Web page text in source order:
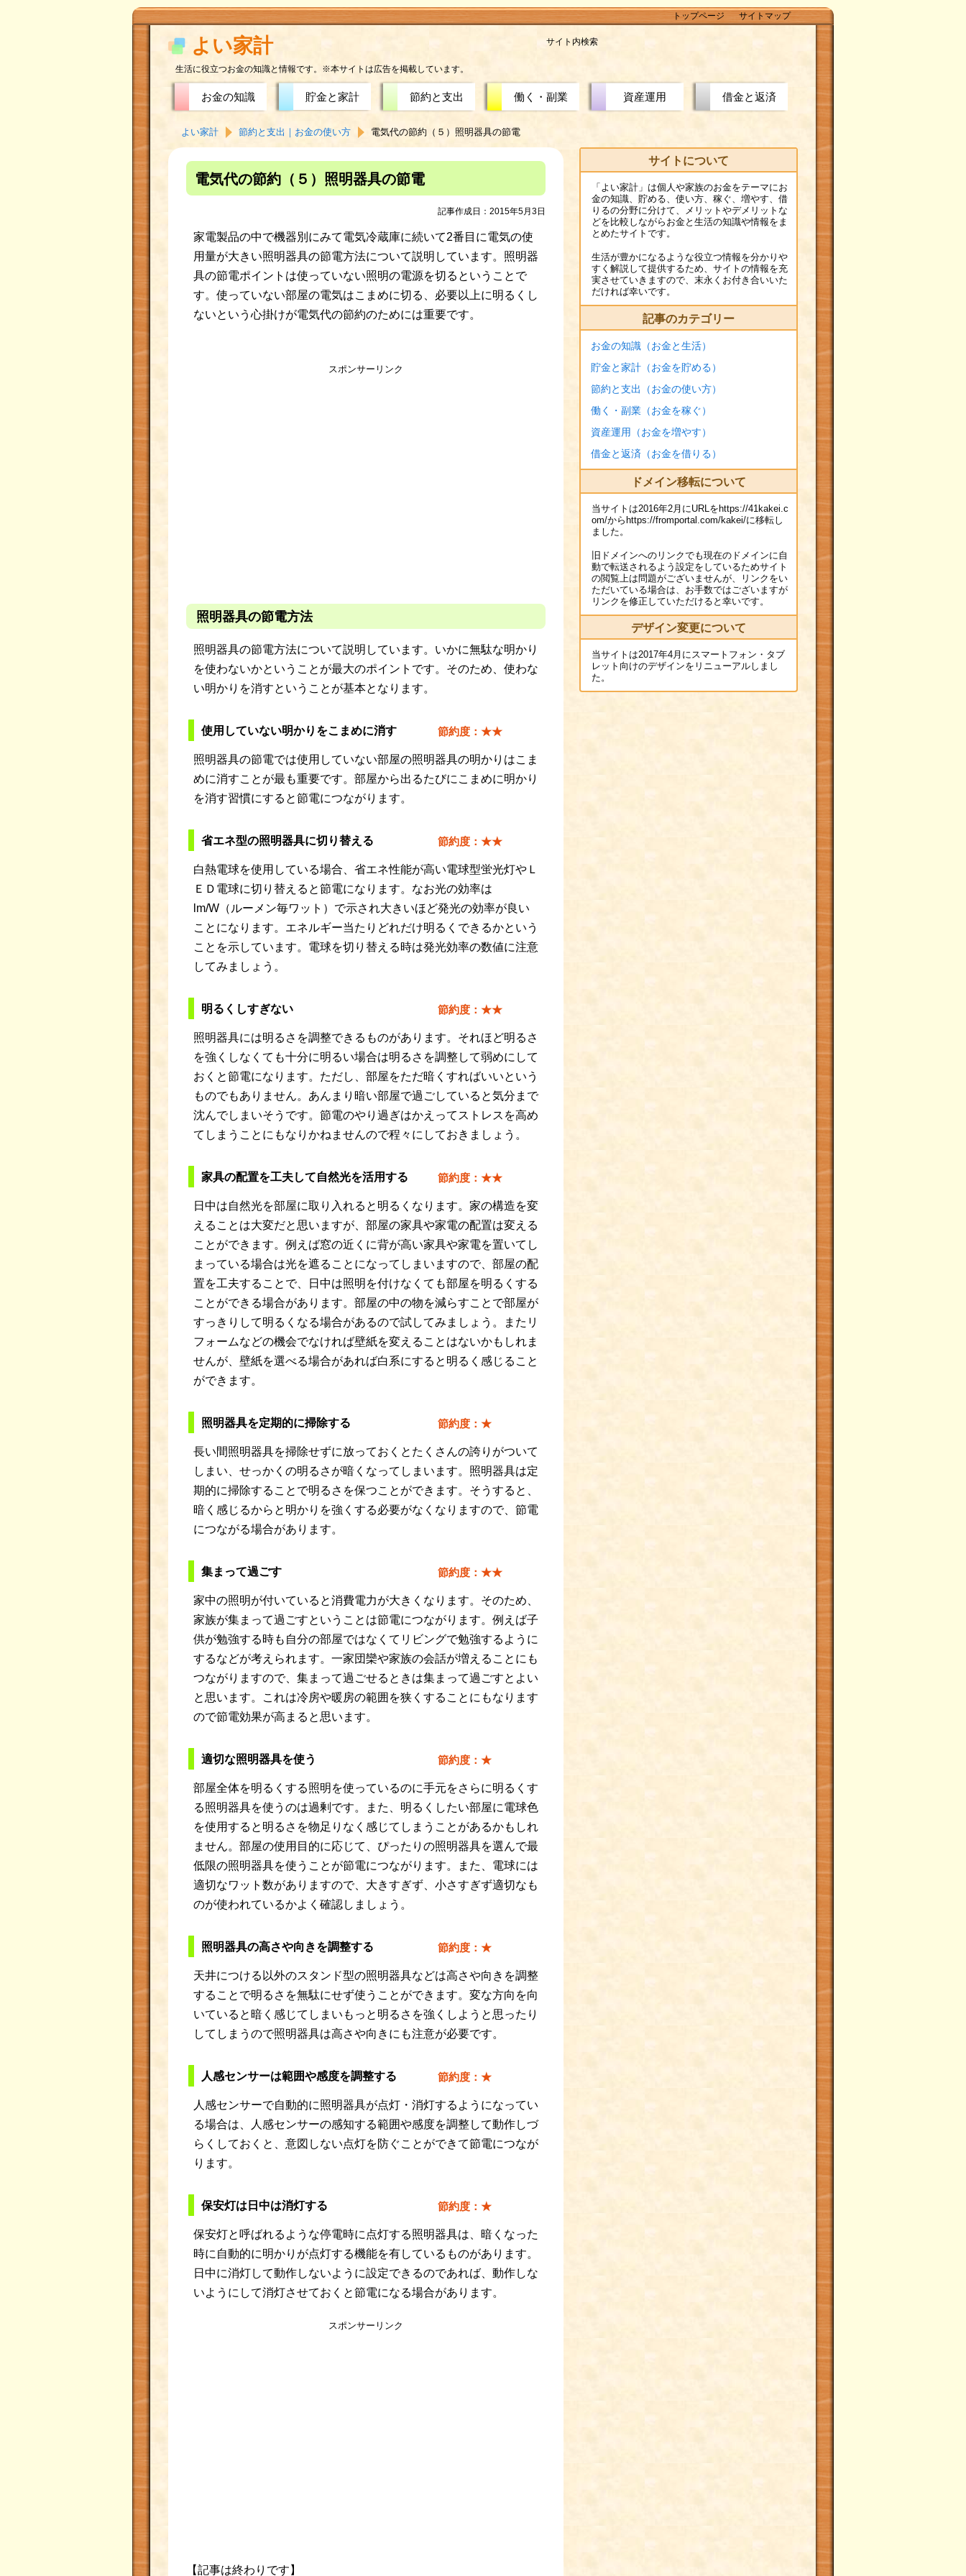
よい家計
生活に役立つお金の知識と情報です。 ※本サイトは広告を掲載しています。
サイト内検索
お金の知識 貯金と家計 節約と支出 働く・副業 資産運用 借金と返済
よい家計 節約と支出｜お金の使い方 電気代の節約（５）照明器具の節電
電気代の節約（５）照明器具の節電
記事作成日：2015年5月3日
家電製品の中で機器別にみて電気冷蔵庫に続いて2番目に電気の使
用量が大きい照明器具の節電方法について説明しています。照明器
具の節電ポイントは使っていない照明の電源を切るということで
す。使っていない部屋の電気はこまめに切る、必要以上に明るくし
ないという心掛けが電気代の節約のためには重要です。
スポンサーリンク
照明器具の節電方法
照明器具の節電方法について説明しています。いかに無駄な明かり
を使わないかということが最大のポイントです。そのため、使わな
い明かりを消すということが基本となります。
使用していない明かりをこまめに消す 節約度：★★
照明器具の節電では使用していない部屋の照明器具の明かりはこま
めに消すことが最も重要です。部屋から出るたびにこまめに明かり
を消す習慣にすると節電につながります。
省エネ型の照明器具に切り替える 節約度：★★
白熱電球を使用している場合、省エネ性能が高い電球型蛍光灯やＬ
ＥＤ電球に切り替えると節電になります。なお光の効率は
lm/W（ルーメン毎ワット）で示され大きいほど発光の効率が良い
ことになります。エネルギー当たりどれだけ明るくできるかという
ことを示しています。電球を切り替える時は発光効率の数値に注意
してみましょう。
明るくしすぎない 節約度：★★
照明器具には明るさを調整できるものがあります。それほど明るさ
を強くしなくても十分に明るい場合は明るさを調整して弱めにして
おくと節電になります。ただし、部屋をただ暗くすればいいという
ものでもありません。あんまり暗い部屋で過ごしていると気分まで
沈んでしまいそうです。節電のやり過ぎはかえってストレスを高め
てしまうことにもなりかねませんので程々にしておきましょう。
家具の配置を工夫して自然光を活用する 節約度：★★
日中は自然光を部屋に取り入れると明るくなります。家の構造を変
えることは大変だと思いますが、部屋の家具や家電の配置は変える
ことができます。例えば窓の近くに背が高い家具や家電を置いてし
まっている場合は光を遮ることになってしまいますので、部屋の配
置を工夫することで、日中は照明を付けなくても部屋を明るくする
ことができる場合があります。部屋の中の物を減らすことで部屋が
すっきりして明るくなる場合があるので試してみましょう。またリ
フォームなどの機会でなければ壁紙を変えることはないかもしれま
せんが、壁紙を選べる場合があれば白系にすると明るく感じること
ができます。
照明器具を定期的に掃除する 節約度：★
長い間照明器具を掃除せずに放っておくとたくさんの誇りがついて
しまい、せっかくの明るさが暗くなってしまいます。照明器具は定
期的に掃除することで明るさを保つことができます。そうすると、
暗く感じるからと明かりを強くする必要がなくなりますので、節電
につながる場合があります。
集まって過ごす 節約度：★★
家中の照明が付いていると消費電力が大きくなります。そのため、
家族が集まって過ごすということは節電につながります。例えば子
供が勉強する時も自分の部屋ではなくてリビングで勉強するように
するなどが考えられます。一家団欒や家族の会話が増えることにも
つながりますので、集まって過ごせるときは集まって過ごすとよい
と思います。これは冷房や暖房の範囲を狭くすることにもなります
ので節電効果が高まると思います。
適切な照明器具を使う 節約度：★
部屋全体を明るくする照明を使っているのに手元をさらに明るくす
る照明器具を使うのは過剰です。また、明るくしたい部屋に電球色
を使用すると明るさを物足りなく感じてしまうことがあるかもしれ
ません。部屋の使用目的に応じて、ぴったりの照明器具を選んで最
低限の照明器具を使うことが節電につながります。また、電球には
適切なワット数がありますので、大きすぎず、小さすぎず適切なも
のが使われているかよく確認しましょう。
照明器具の高さや向きを調整する 節約度：★
天井につける以外のスタンド型の照明器具などは高さや向きを調整
することで明るさを無駄にせず使うことができます。変な方向を向
いていると暗く感じてしまいもっと明るさを強くしようと思ったり
してしまうので照明器具は高さや向きにも注意が必要です。
人感センサーは範囲や感度を調整する 節約度：★
人感センサーで自動的に照明器具が点灯・消灯するようになってい
る場合は、人感センサーの感知する範囲や感度を調整して動作しづ
らくしておくと、意図しない点灯を防ぐことができて節電につなが
ります。
保安灯は日中は消灯する 節約度：★
保安灯と呼ばれるような停電時に点灯する照明器具は、暗くなった
時に自動的に明かりが点灯する機能を有しているものがあります。
日中に消灯して動作しないように設定できるのであれば、動作しな
いようにして消灯させておくと節電になる場合があります。
スポンサーリンク
【記事は終わりです】
サイトについて
「よい家計」は個人や家族のお金をテーマにお
金の知識、貯める、使い方、稼ぐ、増やす、借
りるの分野に分けて、メリットやデメリットな
どを比較しながらお金と生活の知識や情報をま
とめたサイトです。
生活が豊かになるような役立つ情報を分かりや
すく解説して提供するため、サイトの情報を充
実させていきますので、末永くお付き合いいた
だければ幸いです。
記事のカテゴリー
お金の知識（お金と生活）
貯金と家計（お金を貯める）
節約と支出（お金の使い方）
働く・副業（お金を稼ぐ）
資産運用（お金を増やす）
借金と返済（お金を借りる）
ドメイン移転について
当サイトは2016年2月にURLをhttps://41kakei.c
om/からhttps://fromportal.com/kakei/に移転し
ました。
旧ドメインへのリンクでも現在のドメインに自
動で転送されるよう設定をしているためサイト
の閲覧上は問題がございませんが、リンクをい
ただいている場合は、お手数ではございますが
リンクを修正していただけると幸いです。
デザイン変更について
当サイトは2017年4月にスマートフォン・タブ
レット向けのデザインをリニューアルしまし
た。
トップページ サイトマップ